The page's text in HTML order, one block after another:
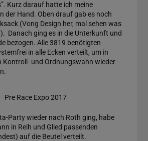
Kurz darauf hatte ich meine
der Hand. Oben drauf gab es noch
(Vong Design her, mal sehen was
Danach ging es in die Unterkunft und
bezogen. Alle 3819 benötigten
in alle Ecken verteilt, um in
Kontroll- und Ordnungswahn wieder
Pre Race Expo 2017
Party wieder nach Roth ging, habe
in Reih und Glied passenden
auf die Beutel verteilt.